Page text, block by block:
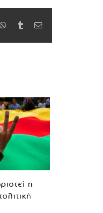
WhatsApp
TumblrEmail
η